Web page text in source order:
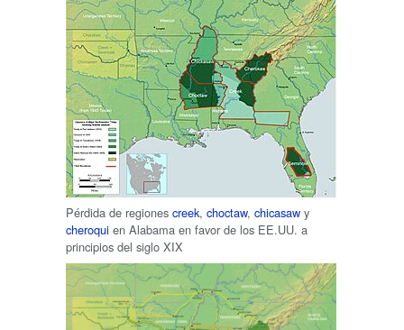
Pérdida de regiones creek, choctaw, chicasaw y
cheroqui en Alabama en favor de los EE.UU. a
principios del siglo XIX